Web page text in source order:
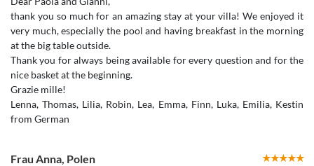
thank you so much for an amazing stay at your villa! We enjoyed it
very much, especially the pool and having breakfast in the morning
at the big table outside.
Thank you for always being available for every question and for the
nice basket at the beginning.
Grazie mille!
Lenna, Thomas, Lilia, Robin, Lea, Emma, Finn, Luka, Emilia, Kestin
from German
Frau Anna Polen